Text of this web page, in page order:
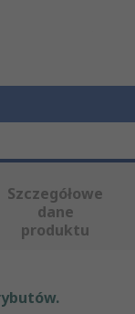
Szczegółowe
dane
produktu